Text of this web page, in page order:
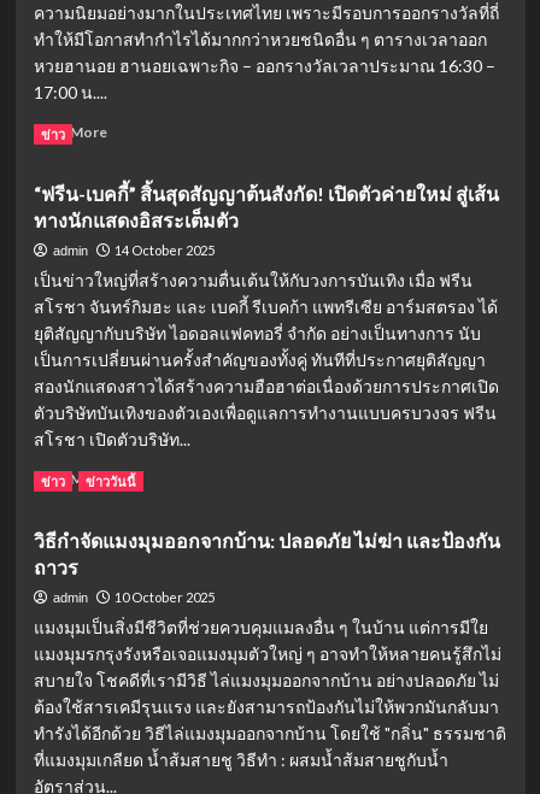
13
กุมภาพันธ์
อีก
ความนิยมอย่างมากในประเทศไทย เพราะมีรอบการออกรางวัลที่ถี่
ทำให้มีโอกาสทำกำไรได้มากกว่าหวยชนิดอื่น ๆ ตารางเวลาออก
หวยฮานอย ฮานอยเฉพาะกิจ – ออกรางวัลเวลาประมาณ 16:30 –
17:00 น....
Read MoreRead
คอ
หวย
ฮานอย
เตรียม
เฮ!
วัน
นี้
9
ธันวาคม
2568
อีก
แล้ว
ข่าว
“ฟรีน-เบคกี้” สิ้นสุดสัญญาต้นสังกัด! เปิดตัวค่ายใหม่ สู่เส้น
ทางนักแสดงอิสระเต็มตัว
admin 14 October 2025
เป็นข่าวใหญ่ที่สร้างความตื่นเต้นให้กับวงการบันเทิง เมื่อ ฟรีน
สโรชา จันทร์กิมฮะ และ เบคกี้ รีเบคก้า แพทรีเซีย อาร์มสตรอง ได้
ยุติสัญญากับบริษัท ไอดอลแฟคทอรี่ จำกัด อย่างเป็นทางการ นับ
เป็นการเปลี่ยนผ่านครั้งสำคัญของทั้งคู่ ทันทีที่ประกาศยุติสัญญา
สองนักแสดงสาวได้สร้างความฮือฮาต่อเนื่องด้วยการประกาศเปิด
ตัวบริษัทบันเทิงของตัวเองเพื่อดูแลการทำงานแบบครบวงจร ฟรีน
สโรชา เปิดตัวบริษัท...
Read MoreRead
“ฟรีน-
กี้”
สิ้น
สุด
สัญญา
ต้น
สังกัด!
เปิด
ตัว
ข่าว ข่าววันนี้
วิธีกำจัดแมงมุมออกจากบ้าน: ปลอดภัย ไม่ฆ่า และป้องกัน
ถาวร
admin 10 October 2025
แมงมุมเป็นสิ่งมีชีวิตที่ช่วยควบคุมแมลงอื่น ๆ ในบ้าน แต่การมีใย
แมงมุมรกรุงรังหรือเจอแมงมุมตัวใหญ่ ๆ อาจทำให้หลายคนรู้สึกไม่
สบายใจ โชคดีที่เรามีวิธี ไล่แมงมุมออกจากบ้าน อย่างปลอดภัย ไม่
ต้องใช้สารเคมีรุนแรง และยังสามารถป้องกันไม่ให้พวกมันกลับมา
ทำรังได้อีกด้วย วิธีไล่แมงมุมออกจากบ้าน โดยใช้ "กลิ่น" ธรรมชาติ
ที่แมงมุมเกลียด น้ำส้มสายชู วิธีทำ : ผสมน้ำส้มสายชูกับน้ำ
อัตราส่วน...